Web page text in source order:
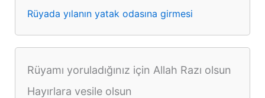
Rüyada yılanın yatak odasına girmesi
Rüyamı yoruladığınız için Allah Razı olsun
Hayırlara vesile olsun